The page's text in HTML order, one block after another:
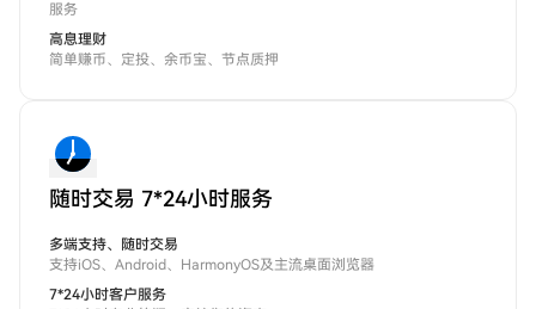
服务
高息理财
简单赚币、定投、余币宝、节点质押
随时交易 7*24小时服务
多端支持、随时交易
支持iOS、Android、HarmonyOS及主流桌面浏览器
7*24小时客户服务